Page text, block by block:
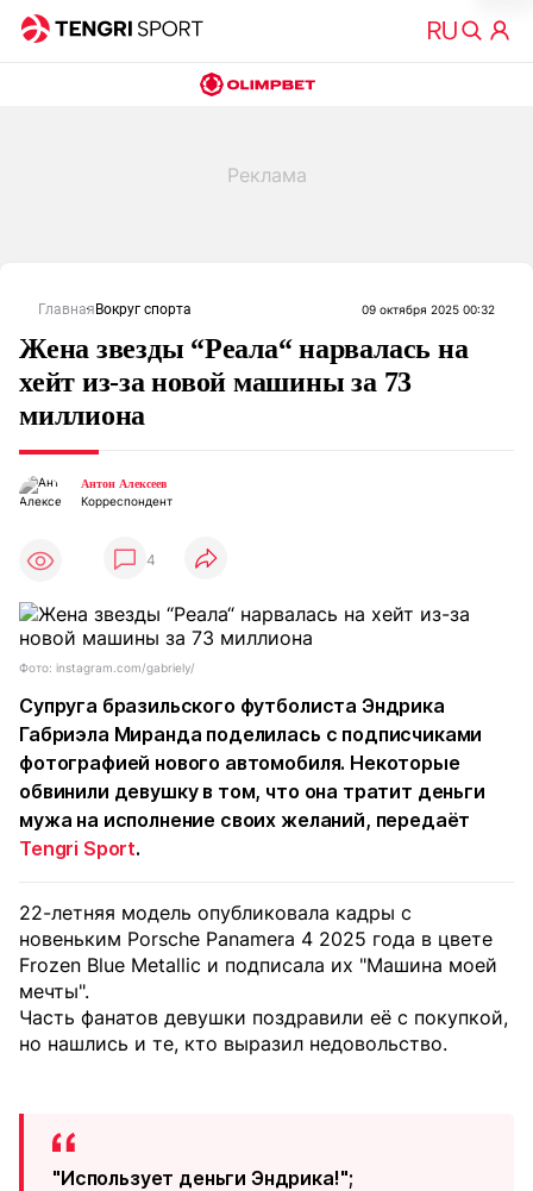
Главная Вокруг спорта 09 октября 2025 00:32
Жена звезды “Реала“ нарвалась на
хейт из-за новой машины за 73
миллиона
Антон Алексеев
Корреспондент
4
Фото: instagram.com/gabriely/
Супруга бразильского футболиста Эндрика
Габриэла Миранда поделилась с подписчиками
фотографией нового автомобиля. Некоторые
обвинили девушку в том, что она тратит деньги
мужа на исполнение своих желаний, передаёт
Tengri Sport.
22-летняя модель опубликовала кадры с
новеньким Porsche Panamera 4 2025 года в цвете
Frozen Blue Metallic и подписала их "Машина моей
мечты".
Часть фанатов девушки поздравили её с покупкой,
но нашлись и те, кто выразил недовольство.
"Использует деньги Эндрика!";